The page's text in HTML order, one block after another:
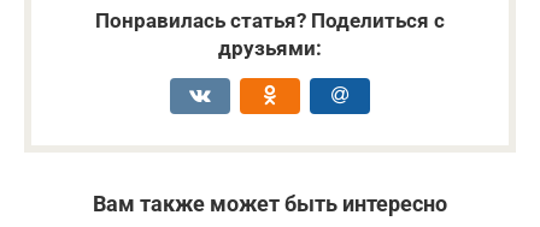
Понравилась статья? Поделиться с
друзьями:
Вам также может быть интересно